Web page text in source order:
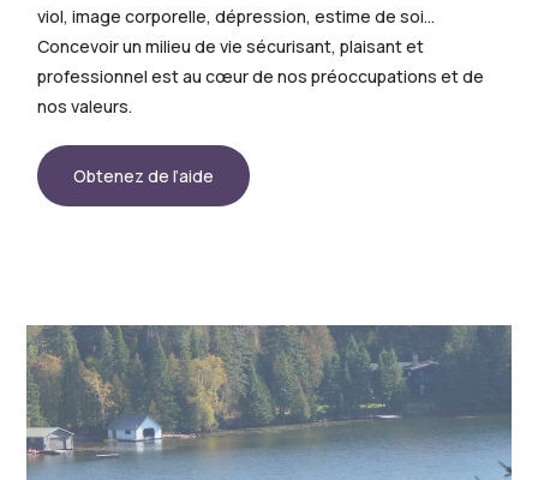
viol, image corporelle, dépression, estime de soi…
Concevoir un milieu de vie sécurisant, plaisant et
professionnel est au cœur de nos préoccupations et de
nos valeurs.
Obtenez de l’aide